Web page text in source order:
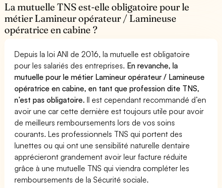
La mutuelle TNS est-elle obligatoire pour le
métier Lamineur opérateur / Lamineuse
opératrice en cabine ?
Depuis la loi ANI de 2016, la mutuelle est obligatoire
pour les salariés des entreprises. En revanche, la
mutuelle pour le métier Lamineur opérateur / Lamineuse
opératrice en cabine, en tant que profession dite TNS,
n’est pas obligatoire.Il est cependant recommandé d’en
avoir une car cette dernière est toujours utile pour avoir
de meilleurs remboursements lors de vos soins
courants. Les professionnels TNS qui portent des
lunettes ou qui ont une sensibilité naturelle dentaire
apprécieront grandement avoir leur facture réduite
grâce à une mutuelle TNS qui viendra compléter les
remboursements de la Sécurité sociale.